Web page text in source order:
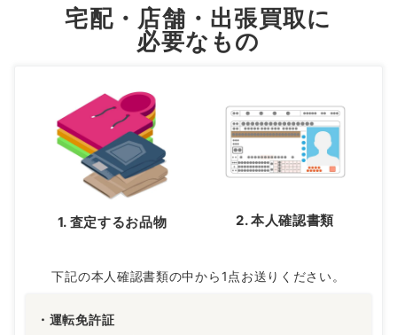
宅配・店舗・出張買取に
必要なもの
1. 査定するお品物 2. 本人確認書類
下記の本人確認書類の中から1点お送りください。
・運転免許証